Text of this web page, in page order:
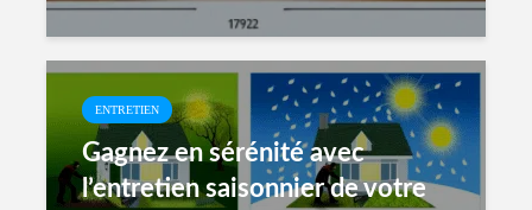
ENTRETIEN
Gagnez en sérénité avec
l’entretien saisonnier de votre